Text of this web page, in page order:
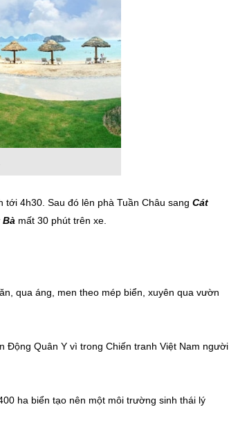
tới 4h30. Sau đó lên phà Tuần Châu sang Cát
Bà mất 30 phút trên xe.
qua áng, men theo mép biển, xuyên qua vườn
Động Quân Y vì trong Chiến tranh Việt Nam người
ha biển tạo nên một môi trường sinh thái lý